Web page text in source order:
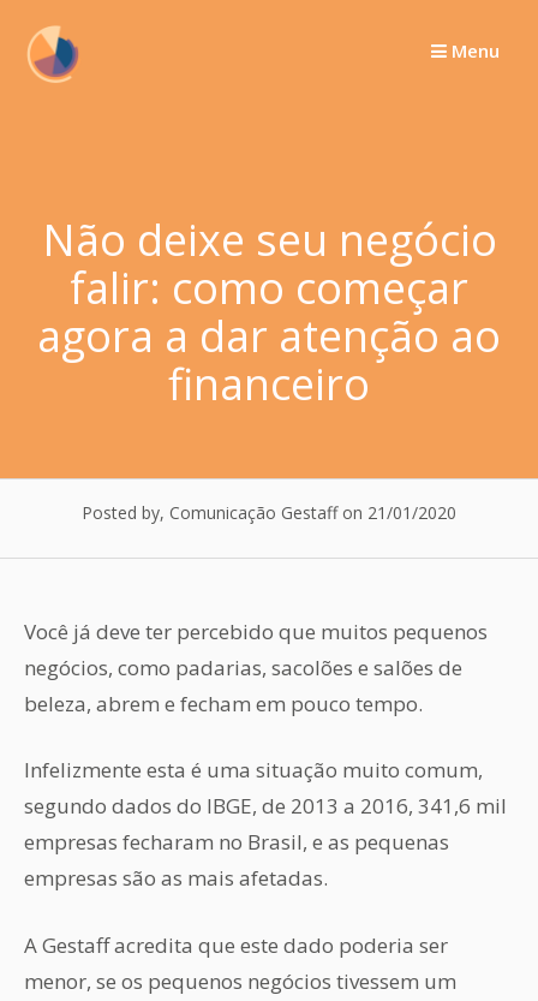
content
Menu
Não deixe seu negócio
falir: como começar
agora a dar atenção ao
financeiro
Posted by, Comunicação Gestaffon 21/01/2020
Você já deve ter percebido que muitos pequenos
negócios, como padarias, sacolões e salões de
beleza, abrem e fecham em pouco tempo.
Infelizmente esta é uma situação muito comum,
segundo dados do IBGE, de 2013 a 2016, 341,6 mil
empresas fecharam no Brasil, e as pequenas
empresas são as mais afetadas.
A Gestaff acredita que este dado poderia ser
menor, se os pequenos negócios tivessem um